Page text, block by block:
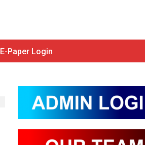
E-Paper Login